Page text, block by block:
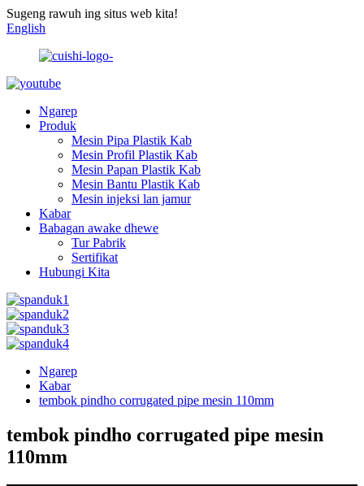
Sugeng rawuh ing situs web kita!
English
Ngarep
Produk
Mesin Pipa Plastik Kab
Mesin Profil Plastik Kab
Mesin Papan Plastik Kab
Mesin Bantu Plastik Kab
Mesin injeksi lan jamur
Kabar
Babagan awake dhewe
Tur Pabrik
Sertifikat
Hubungi Kita
Ngarep
Kabar
tembok pindho corrugated pipe mesin 110mm
tembok pindho corrugated pipe mesin
110mm